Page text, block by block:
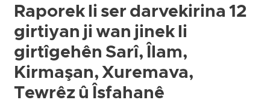
Raporek li ser darvekirina 12
girtiyan ji wan jinek li
girtîgehên Sarî, Îlam,
Kirmaşan, Xuremava,
Tewrêz û Îsfahanê